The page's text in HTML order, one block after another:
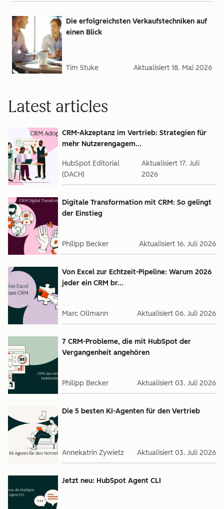
Die erfolgreichsten Verkaufstechniken auf
einen Blick
Tim Stuke Aktualisiert 18. Mai 2026
Latest articles
CRM-Akzeptanz im Vertrieb: Strategien für
mehr Nutzerengagem...
HubSpot Editorial
(DACH)
Aktualisiert 17. Juli
2026
Digitale Transformation mit CRM: So gelingt
der Einstieg
Philipp Becker Aktualisiert 16. Juli 2026
Von Excel zur Echtzeit-Pipeline: Warum 2026
jeder ein CRM br...
Marc Ollmann Aktualisiert 06. Juli 2026
7 CRM-Probleme, die mit HubSpot der
Vergangenheit angehören
Philipp Becker Aktualisiert 03. Juli 2026
Die 5 besten KI-Agenten für den Vertrieb
Annekatrin Zywietz Aktualisiert 03. Juli 2026
Jetzt neu: HubSpot Agent CLI